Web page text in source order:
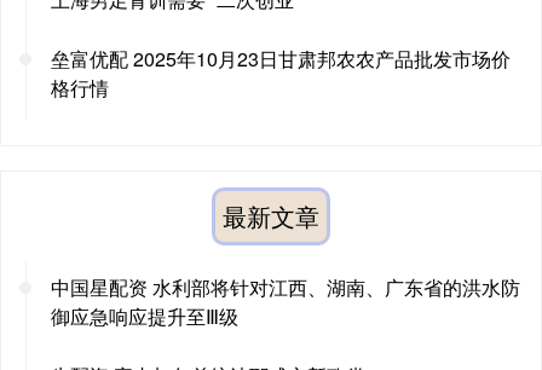
垒富优配 2025年10月23日甘肃邦农农产品批发市场价
格行情
最新文章
中国星配资 水利部将针对江西、湖南、广东省的洪水防
御应急响应提升至Ⅲ级